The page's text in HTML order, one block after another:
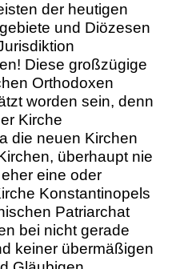
der heutigen
und Diözesen
Diese großzügige
Orthodoxen
worden sein, denn
Kirche
die neuen Kirchen
überhaupt nie
eine oder
Konstantinopels
Patriarchat
bei nicht gerade
keiner übermäßigen